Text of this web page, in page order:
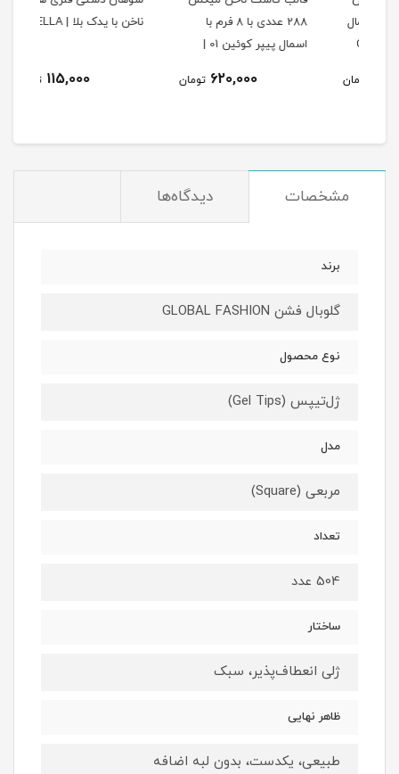
288 عددی با 8 فرم با
اسمال پیپر کوئین 01 |
620,000 تومان
ناخن با یدک بلا | BELLA
115,000 تومان
مشخصات دیدگاه‌ها
برند
گلوبال فشن GLOBAL FASHION
نوع محصول
ژل‌تیپس (Gel Tips)
مدل
مربعی (Square)
تعداد
504 عدد
ساختار
ژلی انعطاف‌پذیر، سبک
ظاهر نهایی
طبیعی، یکدست، بدون لبه اضافه